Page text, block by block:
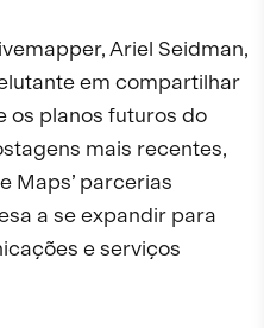
Ariel Seidman,
em compartilhar
os planos futuros do
mais recentes,
Maps’ parcerias
a se expandir para
e serviços